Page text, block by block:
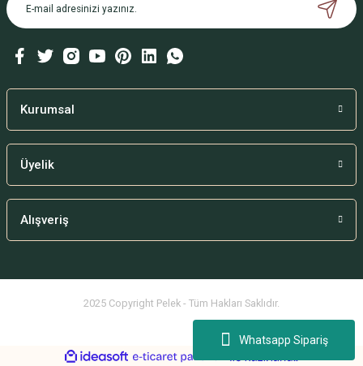
Whatsapp Sipariş
Ürün bilgilerinde hatalar bulunuyor.
Bu ürüne benzer farklı alternatifler olmalı.
Kurumsal
Üyelik
Alışveriş
2025 Copyright Pelek - Tüm Hakları Saklıdır.
ideasoft